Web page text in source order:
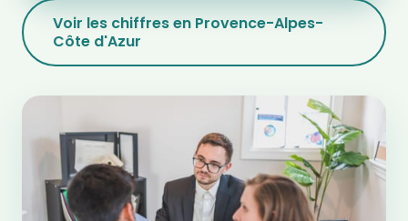
Voir les chiffres en Provence-Alpes-
Côte d'Azur